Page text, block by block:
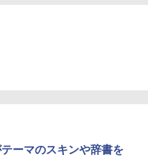
ーマのスキンや辞書を